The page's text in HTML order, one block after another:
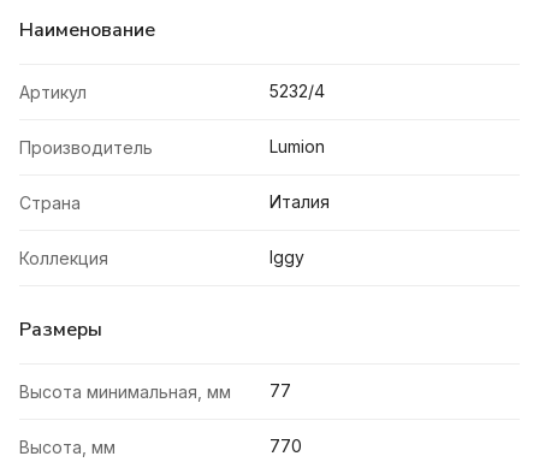
Наименование
Артикул 5232/4
Производитель Lumion
Страна Италия
Коллекция Iggy
Размеры
Высота минимальная, мм 77
Высота, мм 770